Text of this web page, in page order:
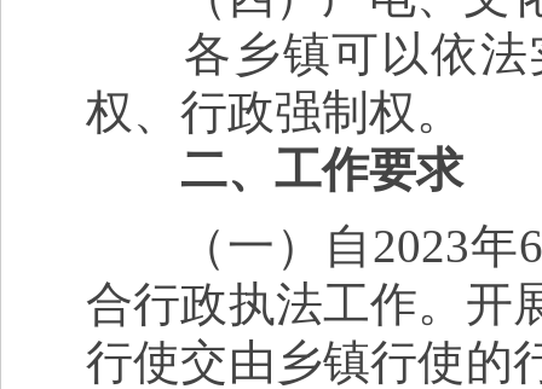
各乡镇可以依法
权、行政强制权。
二、工作要求
（一）自2023年6
合行政执法工作。开
行使交由乡镇行使的